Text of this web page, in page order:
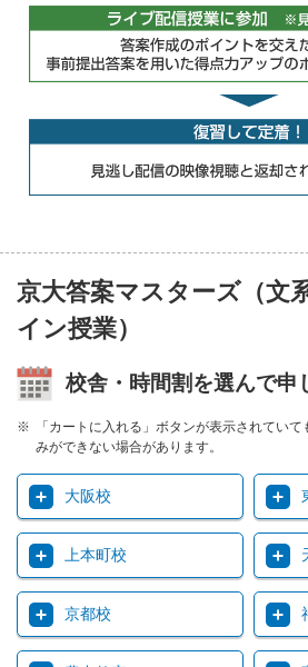
京大答案マスターズ（文
イン授業）
校舎・時間割を選んで申
「カートに入れる」ボタンが表示されてい
みができない場合があります。
大阪校
上本町校
京都校